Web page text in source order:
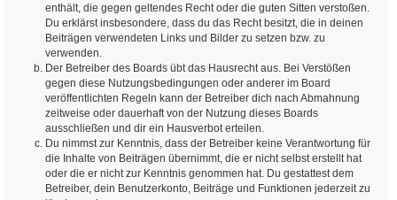
enthält, die gegen geltendes Recht oder die guten Sitten verstoßen.
Du erklärst insbesondere, dass du das Recht besitzt, die in deinen
Beiträgen verwendeten Links und Bilder zu setzen bzw. zu
verwenden.
Der Betreiber des Boards übt das Hausrecht aus. Bei Verstößen
gegen diese Nutzungsbedingungen oder anderer im Board
veröffentlichten Regeln kann der Betreiber dich nach Abmahnung
zeitweise oder dauerhaft von der Nutzung dieses Boards
ausschließen und dir ein Hausverbot erteilen.
Du nimmst zur Kenntnis, dass der Betreiber keine Verantwortung für
die Inhalte von Beiträgen übernimmt, die er nicht selbst erstellt hat
oder die er nicht zur Kenntnis genommen hat. Du gestattest dem
Betreiber, dein Benutzerkonto, Beiträge und Funktionen jederzeit zu